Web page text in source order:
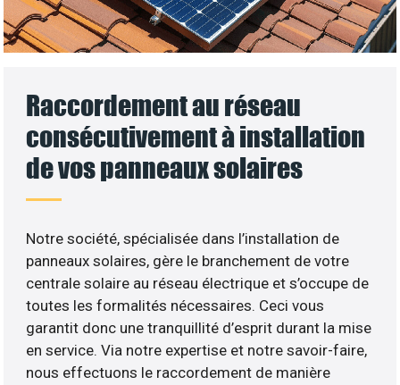
Raccordement au réseau
consécutivement à installation
de vos panneaux solaires
Notre société, spécialisée dans l’installation de
panneaux solaires, gère le branchement de votre
centrale solaire au réseau électrique et s’occupe de
toutes les formalités nécessaires. Ceci vous
garantit donc une tranquillité d’esprit durant la mise
en service. Via notre expertise et notre savoir-faire,
nous effectuons le raccordement de manière